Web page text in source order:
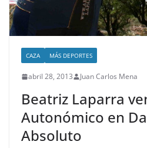
CAZA MÁS DEPORTES
abril 28, 2013 Juan Carlos Mena
Beatriz Laparra
Autonómico en
Absoluto